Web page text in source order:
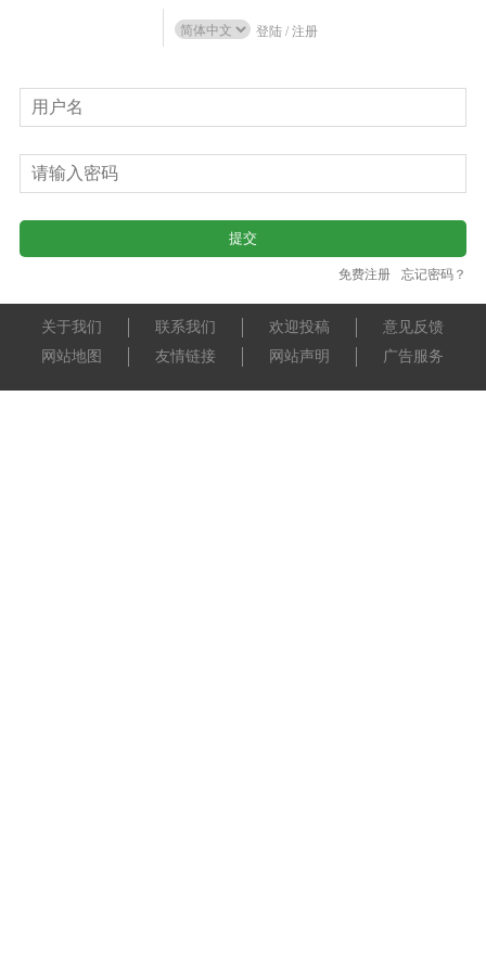
登陆 / 注册
忘记密码？
免费注册
关于我们 联系我们 欢迎投稿
意见反馈
网站地图
友情链接 网站声明 广告服务